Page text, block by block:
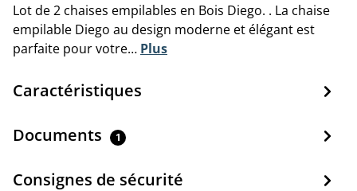
Lot de 2 chaises empilables en Bois Diego. . La chaise
empilable Diego au design moderne et élégant est
parfaite pour votre… Plus
Caractéristiques
Documents 1
Consignes de sécurité